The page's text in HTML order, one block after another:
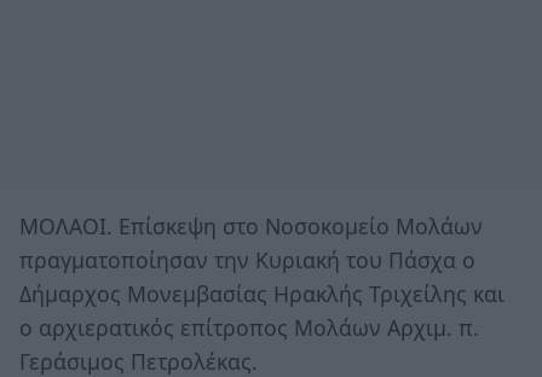
ΜΟΛΑΟΙ. Επίσκεψη στο Νοσοκομείο Μολάων
πραγματοποίησαν την Κυριακή του Πάσχα ο
Δήμαρχος Μονεμβασίας Ηρακλής Τριχείλης και
ο αρχιερατικός επίτροπος Μολάων Αρχιμ. π.
Γεράσιμος Πετρολέκας.